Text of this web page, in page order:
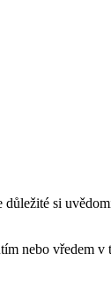
si
nebo vředem v